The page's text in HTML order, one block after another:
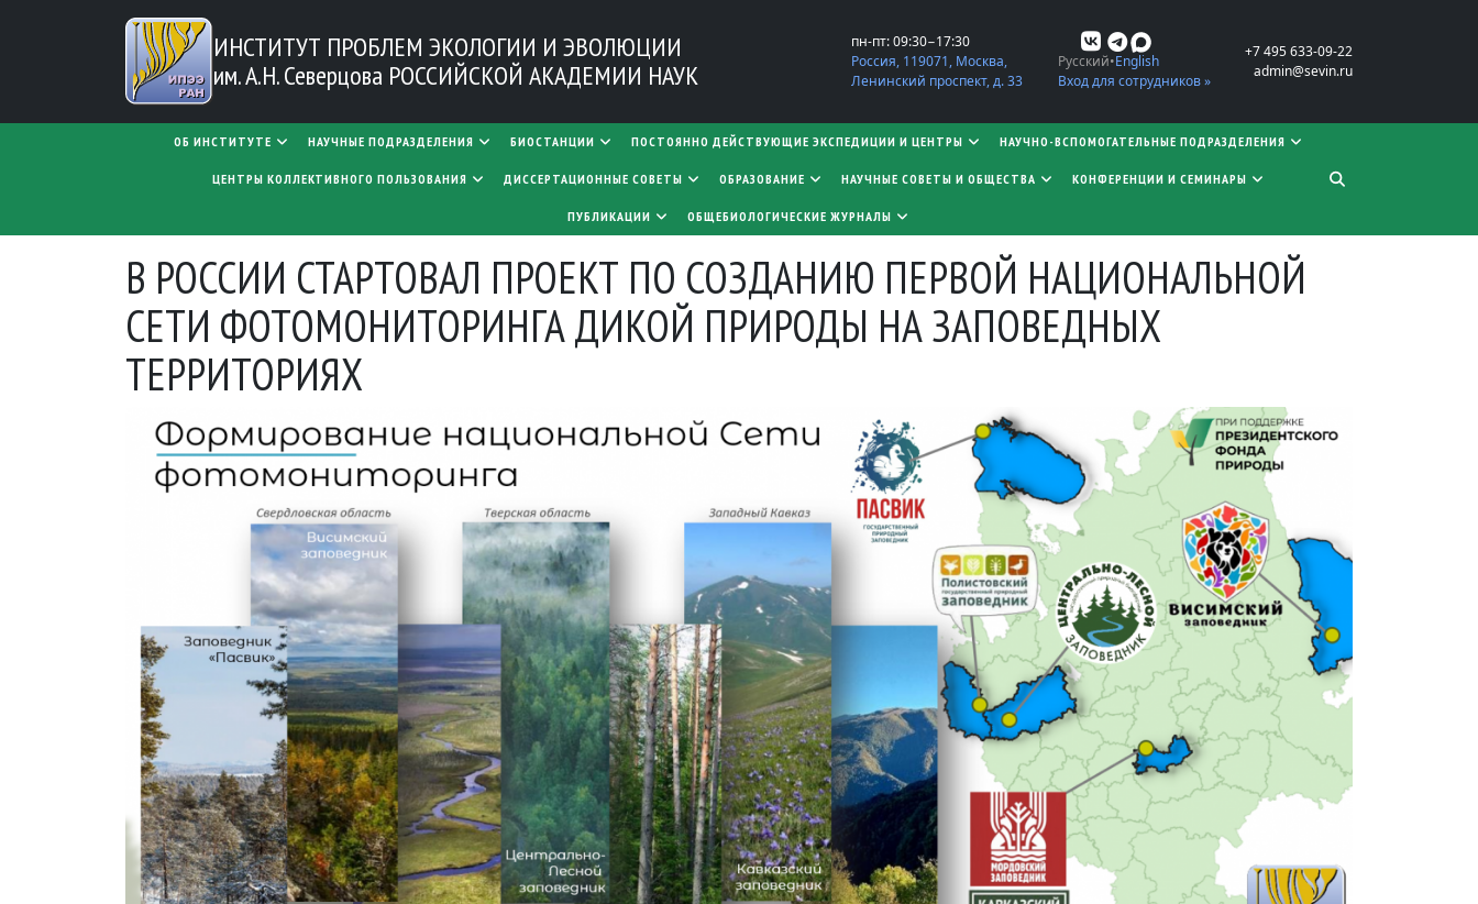
Перейти к основному содержанию
ИНСТИТУТ ПРОБЛЕМ ЭКОЛОГИИ И ЭВОЛЮЦИИ
им. А.Н. Северцова РОССИЙСКОЙ АКАДЕМИИ НАУК
пн-пт: 09:30−17:30
Россия, 119071, Москва,
Ленинский проспект, д. 33
Русский English
Вход для сотрудников »
+7 495 633-09-22
admin@sevin.ru
MAIN NAVIGATION
ОБ ИНСТИТУТЕ НАУЧНЫЕ ПОДРАЗДЕЛЕНИЯ БИОСТАНЦИИ ПОСТОЯННО ДЕЙСТВУЮЩИЕ ЭКСПЕДИЦИИ И ЦЕНТРЫ НАУЧНО-ВСПОМОГАТЕЛЬНЫЕ ПОДРАЗДЕЛЕНИЯ
ЦЕНТРЫ КОЛЛЕКТИВНОГО ПОЛЬЗОВАНИЯ ​​​​​​​ДИССЕРТАЦИОННЫЕ СОВЕТЫ ОБРАЗОВАНИЕ НАУЧНЫЕ СОВЕТЫ И ОБЩЕСТВА КОНФЕРЕНЦИИ И СЕМИНАРЫ
ПУБЛИКАЦИИ ОБЩЕБИОЛОГИЧЕСКИЕ ЖУРНАЛЫ
В РОССИИ СТАРТОВАЛ ПРОЕКТ ПО СОЗДАНИЮ ПЕРВОЙ НАЦИОНАЛЬНОЙ
СЕТИ ФОТОМОНИТОРИНГА ДИКОЙ ПРИРОДЫ НА ЗАПОВЕДНЫХ
ТЕРРИТОРИЯХ